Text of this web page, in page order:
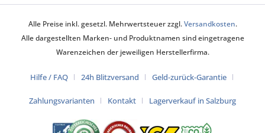
Alle Preise inkl. gesetzl. Mehrwertsteuer zzgl.Versandkosten.
Alle dargestellten Marken- und Produktnamen sind eingetragene
Warenzeichen der jeweiligen Herstellerfirma.
Hilfe / FAQ 24h Blitzversand Geld-zurück-Garantie
Zahlungsvarianten Kontakt Lagerverkauf in Salzburg